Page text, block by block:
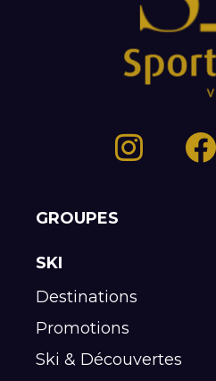
GROUPES
SKI
Destinations
Promotions
Ski & Découvertes